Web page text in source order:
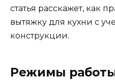
статья расскажет, как
вытяжку для кухни с
конструкции.
Режимы